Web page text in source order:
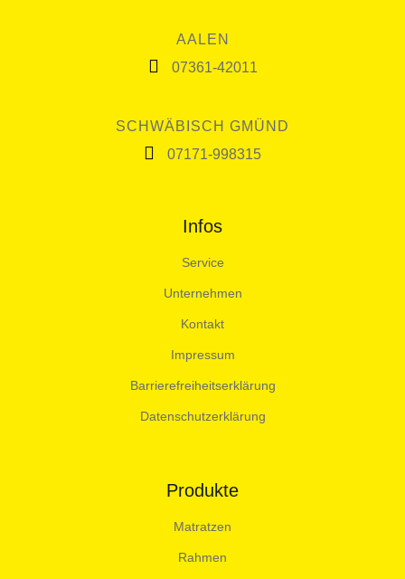
AALEN
07361-42011
SCHWÄBISCH GMÜND
07171-998315
Infos
Service
Unternehmen
Kontakt
Impressum
Barrierefreiheitserklärung
Datenschutzerklärung
Produkte
Matratzen
Rahmen